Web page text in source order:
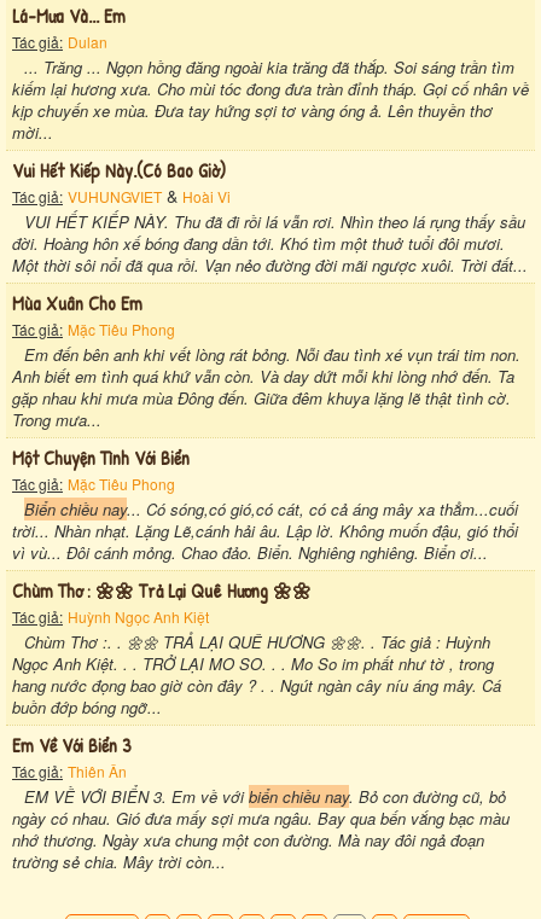
Lá-Mưa Và... Em
Tác giả: Dulan
... Trăng ... Ngọn hồng đăng ngoài kia trăng đã thắp. Soi sáng trần tìm
kiếm lại hương xưa. Cho mùi tóc đong đưa tràn đỉnh tháp. Gọi cố nhân về
kịp chuyến xe mùa. Đưa tay hứng sợi tơ vàng óng ả. Lên thuyền thơ
mời...
Vui Hết Kiếp Này.(có Bao Giờ)
Tác giả: VUHUNGVIET & Hoài Vi
VUI HẾT KIẾP NÀY. Thu đã đi rồi lá vẫn rơi. Nhìn theo lá rụng thấy sầu
đời. Hoàng hôn xế bóng đang dần tới. Khó tìm một thuở tuổi đôi mươi.
Một thời sôi nổi đã qua rồi. Vạn nẻo đường đời mãi ngược xuôi. Trời đất...
Mùa Xuân Cho Em
Tác giả: Mặc Tiêu Phong
Em đến bên anh khi vết lòng rát bỏng. Nỗi đau tình xé vụn trái tim non.
Anh biết em tình quá khứ vẫn còn. Và day dứt mỗi khi lòng nhớ đến. Ta
gặp nhau khi mưa mùa Đông đến. Giữa đêm khuya lặng lẽ thật tình cờ.
Trong mưa...
Một Chuyện Tình Với Biển
Tác giả: Mặc Tiêu Phong
Biển chiều nay... Có sóng,có gió,có cát, có cả áng mây xa thẳm...cuối
trời... Nhàn nhạt. Lặng Lẽ,cánh hải âu. Lập lờ. Không muốn đậu, gió thổi
vì vù... Đôi cánh mỏng. Chao đảo. Biển. Nghiêng nghiêng. Biển ơi...
Chùm Thơ : 🌼🌼 Trả Lại Quê Hương 🌼🌼
Tác giả: Huỳnh Ngọc Anh Kiệt
Chùm Thơ :. . 🌼🌼 TRẢ LẠI QUÊ HƯƠNG 🌼🌼. . Tác giả : Huỳnh
Ngọc Anh Kiệt. . . TRỞ LẠI MO SO. . . Mo So im phất như tờ , trong
hang nước đọng bao giờ còn đây ? . . Ngút ngàn cây níu áng mây. Cá
buồn đớp bóng ngỡ...
Em Về Với Biển 3
Tác giả: Thiên Ân
EM VỀ VỚI BIỂN 3. Em về vớibiển chiều nay. Bỏ con đường cũ, bỏ
ngày có nhau. Gió đưa mấy sợi mưa ngâu. Bay qua bến vắng bạc màu
nhớ thương. Ngày xưa chung một con đường. Mà nay đôi ngả đoạn
trường sẻ chia. Mây trời còn...